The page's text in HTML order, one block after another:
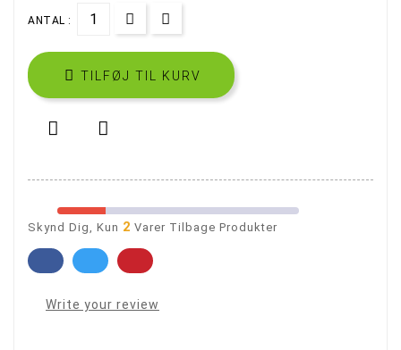
ANTAL :
 TILFØJ TIL KURV
 
Skynd Dig, Kun 2 Varer Tilbage Produkter
Write your review